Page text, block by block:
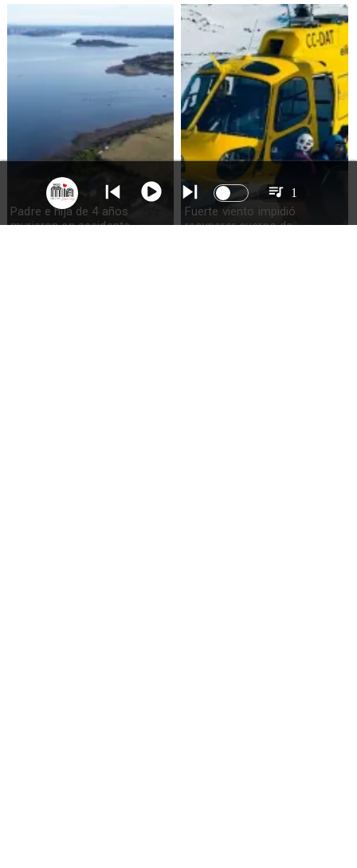
Padre e hija de 4 años
murieron en accidente
Fuerte viento impidió
recuperar cuerpo de
1